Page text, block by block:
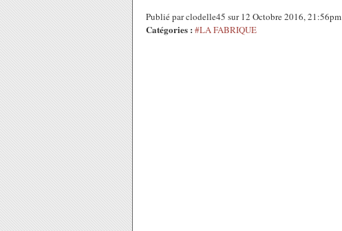
Publié par clodelle45 sur 12 Octobre 2016, 21:56pm
Catégories : #LA FABRIQUE